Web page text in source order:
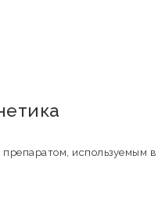
используемым в